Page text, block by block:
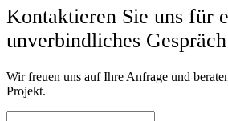
Kontaktieren Sie uns für
unverbindliches Gespräch
Wir freuen uns auf Ihre Anfrage und
Projekt.